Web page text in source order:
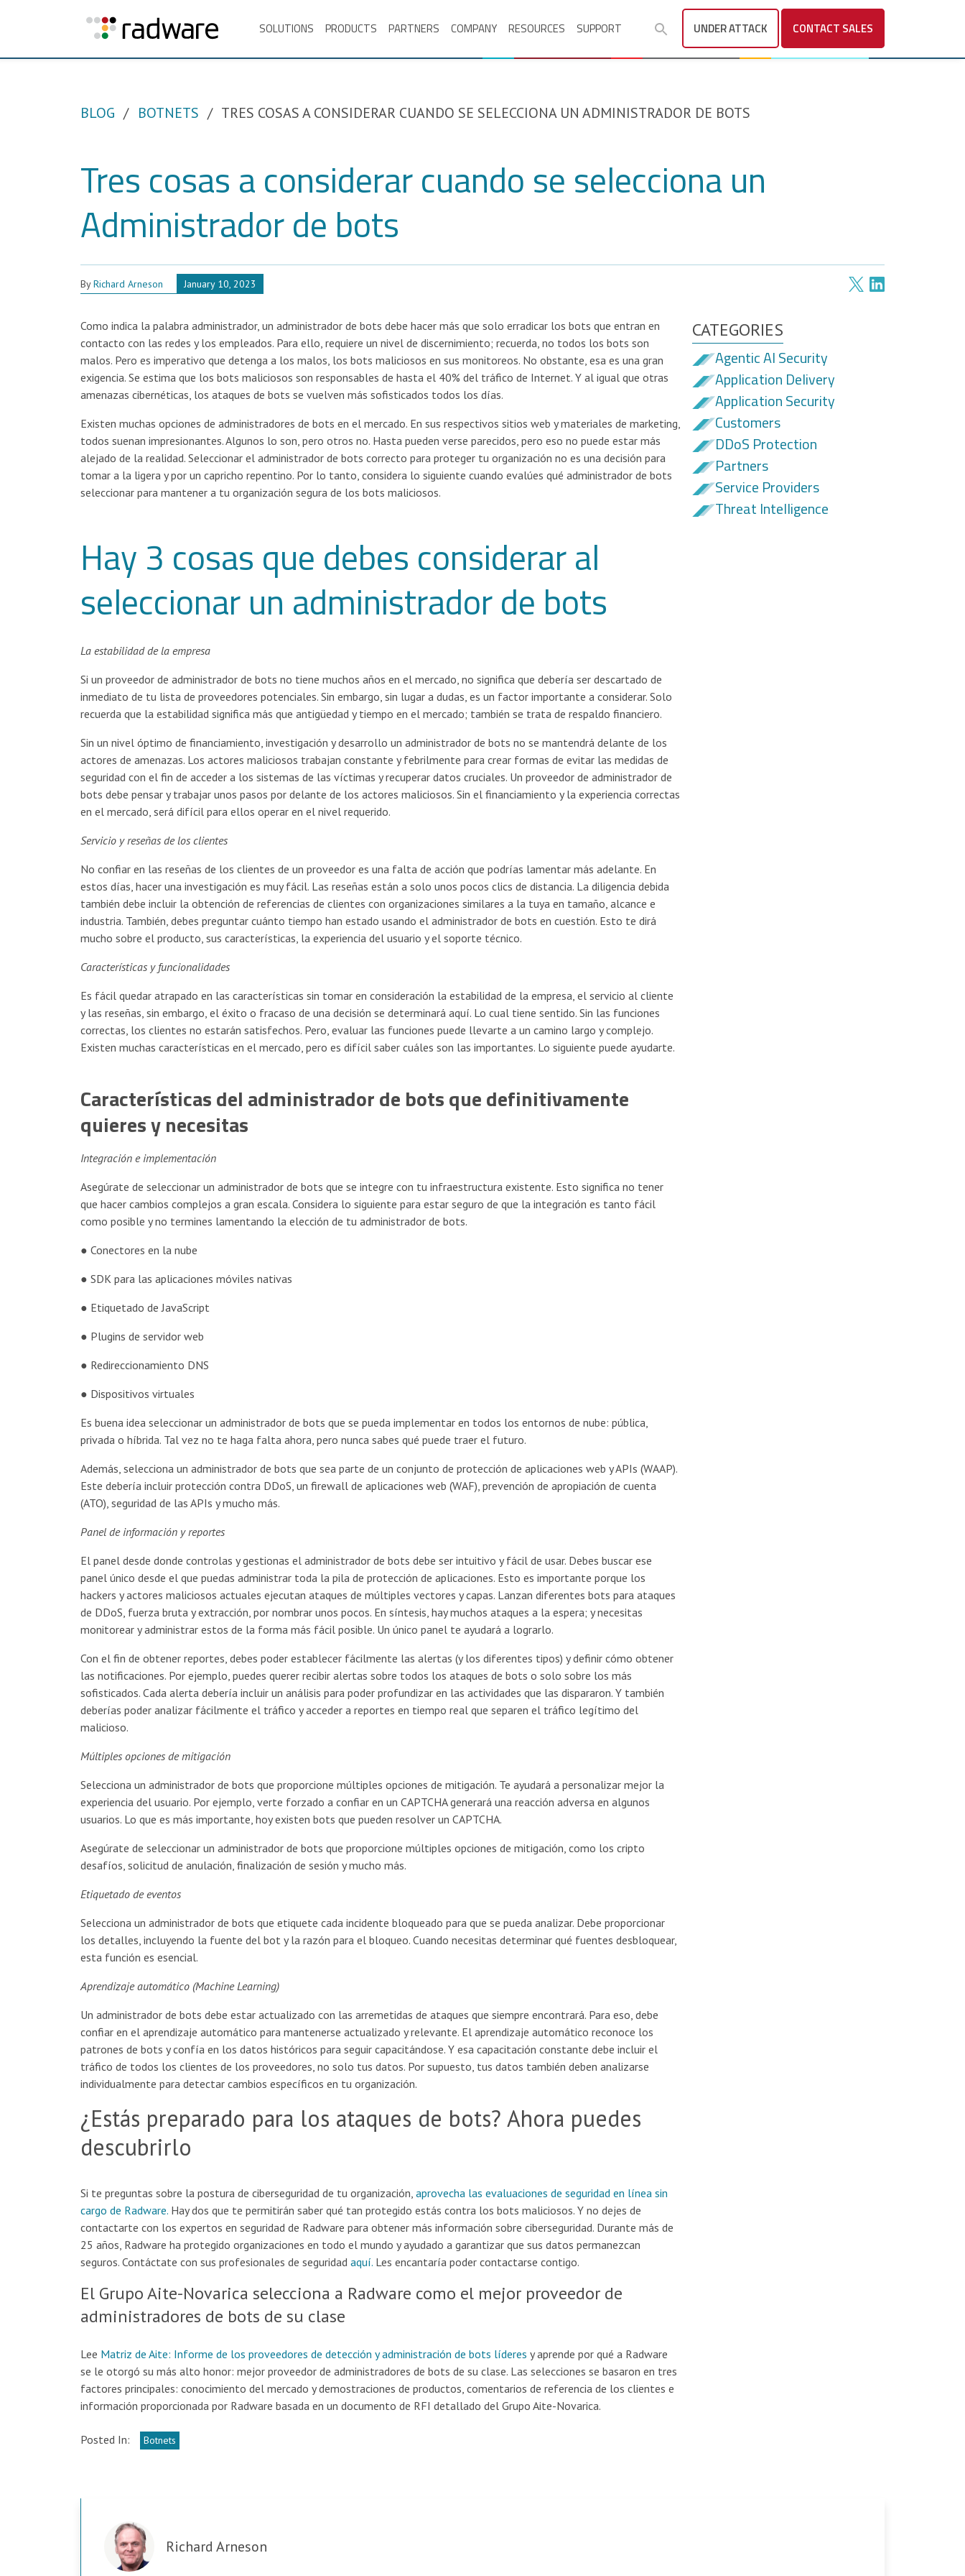
SOLUTIONS PRODUCTS PARTNERS COMPANY RESOURCES SUPPORT UNDER ATTACK CONTACT SALES
BLOG BOTNETS TRES COSAS A CONSIDERAR CUANDO SE SELECCIONA UN ADMINISTRADOR DE BOTS
Tres cosas a considerar cuando se selecciona un
Administrador de bots
ByRichard Arneson January 10, 2023
Como indica la palabra administrador, un administrador de bots debe hacer más que solo erradicar los bots que entran en
contacto con las redes y los empleados. Para ello, requiere un nivel de discernimiento; recuerda, no todos los bots son
malos. Pero es imperativo que detenga a los malos, los bots maliciosos en sus monitoreos. No obstante, esa es una gran
exigencia. Se estima que los bots maliciosos son responsables de hasta el 40% del tráfico de Internet. Y al igual que otras
amenazas cibernéticas, los ataques de bots se vuelven más sofisticados todos los días.
Existen muchas opciones de administradores de bots en el mercado. En sus respectivos sitios web y materiales de marketing,
todos suenan impresionantes. Algunos lo son, pero otros no. Hasta pueden verse parecidos, pero eso no puede estar más
alejado de la realidad. Seleccionar el administrador de bots correcto para proteger tu organización no es una decisión para
tomar a la ligera y por un capricho repentino. Por lo tanto, considera lo siguiente cuando evalúes qué administrador de bots
seleccionar para mantener a tu organización segura de los bots maliciosos.
Hay 3 cosas que debes considerar al
seleccionar un administrador de bots
La estabilidad de la empresa
Si un proveedor de administrador de bots no tiene muchos años en el mercado, no significa que debería ser descartado de
inmediato de tu lista de proveedores potenciales. Sin embargo, sin lugar a dudas, es un factor importante a considerar. Solo
recuerda que la estabilidad significa más que antigüedad y tiempo en el mercado; también se trata de respaldo financiero.
Sin un nivel óptimo de financiamiento, investigación y desarrollo un administrador de bots no se mantendrá delante de los
actores de amenazas. Los actores maliciosos trabajan constante y febrilmente para crear formas de evitar las medidas de
seguridad con el fin de acceder a los sistemas de las víctimas y recuperar datos cruciales. Un proveedor de administrador de
bots debe pensar y trabajar unos pasos por delante de los actores maliciosos. Sin el financiamiento y la experiencia correctas
en el mercado, será difícil para ellos operar en el nivel requerido.
Servicio y reseñas de los clientes
No confiar en las reseñas de los clientes de un proveedor es una falta de acción que podrías lamentar más adelante. En
estos días, hacer una investigación es muy fácil. Las reseñas están a solo unos pocos clics de distancia. La diligencia debida
también debe incluir la obtención de referencias de clientes con organizaciones similares a la tuya en tamaño, alcance e
industria. También, debes preguntar cuánto tiempo han estado usando el administrador de bots en cuestión. Esto te dirá
mucho sobre el producto, sus características, la experiencia del usuario y el soporte técnico.
Características y funcionalidades
Es fácil quedar atrapado en las características sin tomar en consideración la estabilidad de la empresa, el servicio al cliente
y las reseñas, sin embargo, el éxito o fracaso de una decisión se determinará aquí. Lo cual tiene sentido. Sin las funciones
correctas, los clientes no estarán satisfechos. Pero, evaluar las funciones puede llevarte a un camino largo y complejo.
Existen muchas características en el mercado, pero es difícil saber cuáles son las importantes. Lo siguiente puede ayudarte.
Características del administrador de bots que definitivamente
quieres y necesitas
Integración e implementación
Asegúrate de seleccionar un administrador de bots que se integre con tu infraestructura existente. Esto significa no tener
que hacer cambios complejos a gran escala. Considera lo siguiente para estar seguro de que la integración es tanto fácil
como posible y no termines lamentando la elección de tu administrador de bots.
● Conectores en la nube
● SDK para las aplicaciones móviles nativas
● Etiquetado de JavaScript
● Plugins de servidor web
● Redireccionamiento DNS
● Dispositivos virtuales
Es buena idea seleccionar un administrador de bots que se pueda implementar en todos los entornos de nube: pública,
privada o híbrida. Tal vez no te haga falta ahora, pero nunca sabes qué puede traer el futuro.
Además, selecciona un administrador de bots que sea parte de un conjunto de protección de aplicaciones web y APIs (WAAP).
Este debería incluir protección contra DDoS, un firewall de aplicaciones web (WAF), prevención de apropiación de cuenta
(ATO), seguridad de las APIs y mucho más.
Panel de información y reportes
El panel desde donde controlas y gestionas el administrador de bots debe ser intuitivo y fácil de usar. Debes buscar ese
panel único desde el que puedas administrar toda la pila de protección de aplicaciones. Esto es importante porque los
hackers y actores maliciosos actuales ejecutan ataques de múltiples vectores y capas. Lanzan diferentes bots para ataques
de DDoS, fuerza bruta y extracción, por nombrar unos pocos. En síntesis, hay muchos ataques a la espera; y necesitas
monitorear y administrar estos de la forma más fácil posible. Un único panel te ayudará a lograrlo.
Con el fin de obtener reportes, debes poder establecer fácilmente las alertas (y los diferentes tipos) y definir cómo obtener
las notificaciones. Por ejemplo, puedes querer recibir alertas sobre todos los ataques de bots o solo sobre los más
sofisticados. Cada alerta debería incluir un análisis para poder profundizar en las actividades que las dispararon. Y también
deberías poder analizar fácilmente el tráfico y acceder a reportes en tiempo real que separen el tráfico legítimo del
malicioso.
Múltiples opciones de mitigación
Selecciona un administrador de bots que proporcione múltiples opciones de mitigación. Te ayudará a personalizar mejor la
experiencia del usuario. Por ejemplo, verte forzado a confiar en un CAPTCHA generará una reacción adversa en algunos
usuarios. Lo que es más importante, hoy existen bots que pueden resolver un CAPTCHA.
Asegúrate de seleccionar un administrador de bots que proporcione múltiples opciones de mitigación, como los cripto
desafíos, solicitud de anulación, finalización de sesión y mucho más.
Etiquetado de eventos
Selecciona un administrador de bots que etiquete cada incidente bloqueado para que se pueda analizar. Debe proporcionar
los detalles, incluyendo la fuente del bot y la razón para el bloqueo. Cuando necesitas determinar qué fuentes desbloquear,
esta función es esencial.
Aprendizaje automático (Machine Learning)
Un administrador de bots debe estar actualizado con las arremetidas de ataques que siempre encontrará. Para eso, debe
confiar en el aprendizaje automático para mantenerse actualizado y relevante. El aprendizaje automático reconoce los
patrones de bots y confía en los datos históricos para seguir capacitándose. Y esa capacitación constante debe incluir el
tráfico de todos los clientes de los proveedores, no solo tus datos. Por supuesto, tus datos también deben analizarse
individualmente para detectar cambios específicos en tu organización.
¿Estás preparado para los ataques de bots? Ahora puedes
descubrirlo
Si te preguntas sobre la postura de ciberseguridad de tu organización,aprovecha las evaluaciones de seguridad en línea sin
cargo de Radware. Hay dos que te permitirán saber qué tan protegido estás contra los bots maliciosos. Y no dejes de
contactarte con los expertos en seguridad de Radware para obtener más información sobre ciberseguridad. Durante más de
25 años, Radware ha protegido organizaciones en todo el mundo y ayudado a garantizar que sus datos permanezcan
seguros. Contáctate con sus profesionales de seguridadaquí. Les encantaría poder contactarse contigo.
El Grupo Aite-Novarica selecciona a Radware como el mejor proveedor de
administradores de bots de su clase
Lee Matriz de Aite: Informe de los proveedores de detección y administración de bots líderes y aprende por qué a Radware
se le otorgó su más alto honor: mejor proveedor de administradores de bots de su clase. Las selecciones se basaron en tres
factores principales: conocimiento del mercado y demostraciones de productos, comentarios de referencia de los clientes e
información proporcionada por Radware basada en un documento de RFI detallado del Grupo Aite-Novarica.
Posted In: Botnets
CATEGORIES
Agentic AI Security
Application Delivery
Application Security
Customers
DDoS Protection
Partners
Service Providers
Threat Intelligence
Richard Arneson